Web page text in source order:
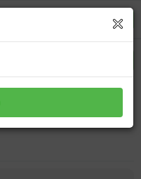
Fermuar Detaylı
(Siyah)